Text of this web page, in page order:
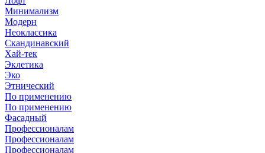
Минимализм
Модерн
Неоклассика
Скандинавский
Хай-тек
Эклетика
Эко
Этнический
По применению
По применению
Фасадный
Профессионалам
Профессионалам
Профессионалам